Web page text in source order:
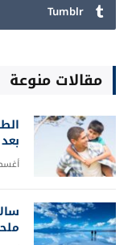
Tumblr
مقالات منوعة
أغسطس